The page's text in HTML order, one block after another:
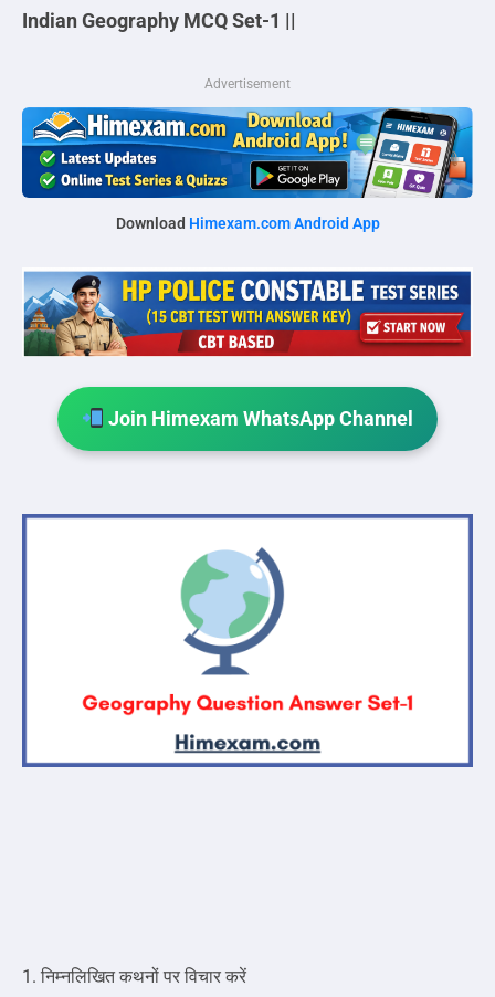
IndianGeography MCQ Set-1 ||
Advertisement
Download Himexam.com Android App
Join Himexam WhatsApp Channel
1. निम्नलिखित कथनों पर विचार करें